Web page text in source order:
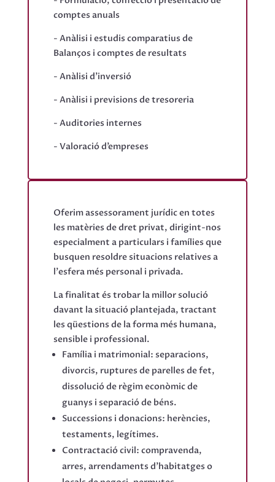
comptes anuals
- Anàlisi i estudis comparatius de
Balanços i comptes de resultats
- Anàlisi d’inversió
- Anàlisi i previsions de tresoreria
- Auditories internes
- Valoració d’empreses
Oferim assessorament jurídic en totes
les matèries de dret privat, dirigint-nos
especialment a particulars i famílies que
busquen resoldre situacions relatives a
l'esfera més personal i privada.
La finalitat és trobar la millor solució
davant la situació plantejada, tractant
les qüestions de la forma més humana,
sensible i professional.
Família i matrimonial: separacions,
divorcis, ruptures de parelles de fet,
dissolució de règim econòmic de
guanys i separació de béns.
Successions i donacions: herències,
testaments, legítimes.
Contractació civil: compravenda,
arres, arrendaments d'habitatges o